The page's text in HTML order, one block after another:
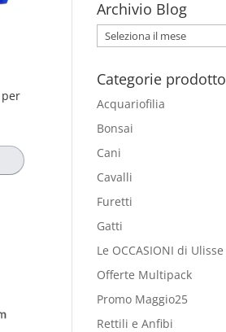
Archivio Blog
Archivio
Blog
Categorie prodotto
Acquariofilia
Bonsai
Cani
Cavalli
Furetti
Gatti
Le OCCASIONI di Ulisse
Offerte Multipack
Promo Maggio25
Rettili e Anfibi